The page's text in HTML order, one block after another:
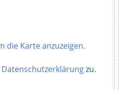
die Karte anzuzeigen.
Datenschutzerklärungzu.